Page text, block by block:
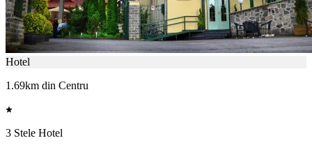
Hotel
1.69km din Centru
3 Stele Hotel